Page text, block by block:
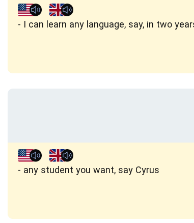
I can learn any language, say, in two
any student you want, say Cyrus